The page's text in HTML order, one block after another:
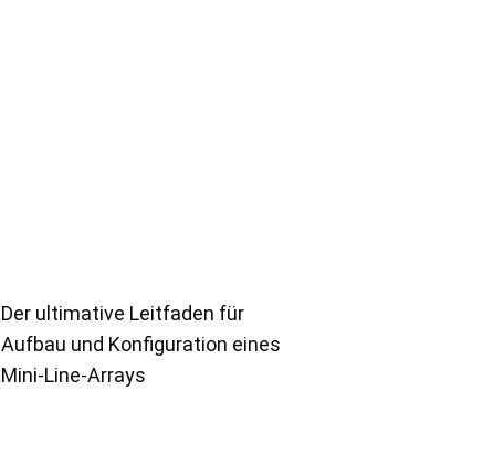
Der ultimative Leitfaden für
Aufbau und Konfiguration eines
Mini-Line-Arrays